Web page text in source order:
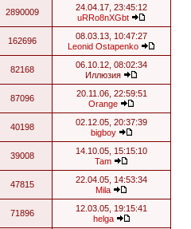
2890009
24.04.17, 23:45:12
uRRo8nXGbt
162696
08.03.13, 10:47:27
Leonid Ostapenko
82168
06.10.12, 08:02:34
Иллюзия
87096
20.11.06, 22:59:51
Orange
40198
02.12.05, 20:37:39
bigboy
39008
14.10.05, 15:15:10
Tam
47815
22.04.05, 14:53:34
Mila
71896
12.03.05, 19:15:41
helga